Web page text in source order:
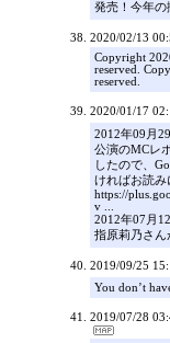
発売！今年
2020/02/13
Copyright
reserved.
reserved.
2020/01/17
2012年09月
公演のMCレ
したので、
ければお読み
https://
v ...
2012年07月
指原莉乃さん
2019/09/25
You don’t
2019/07/28